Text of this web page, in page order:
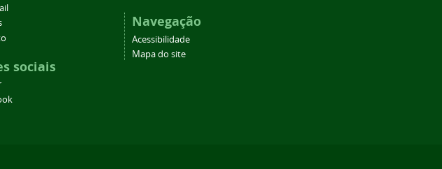
sociais
Navegação
Acessibilidade
Mapa do site